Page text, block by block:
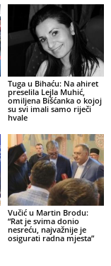
Tuga u Bihaću: Na ahiret
preselila Lejla Muhić,
omiljena Bišćanka o kojoj
su svi imali samo riječi
hvale
Vučić u Martin Brodu:
“Rat je svima donio
nesreću, najvažnije je
osigurati radna mjesta”